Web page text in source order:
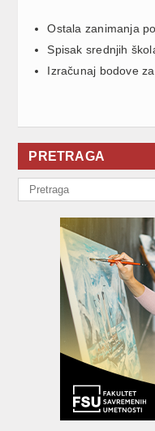
Ostala zanimanja
Spisak srednjih
Izračunaj bodove
PRETRAGA